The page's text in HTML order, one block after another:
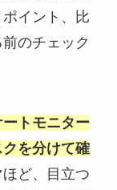
イント、比
のチェック
トモニター
を分けて確
ど、目立つ